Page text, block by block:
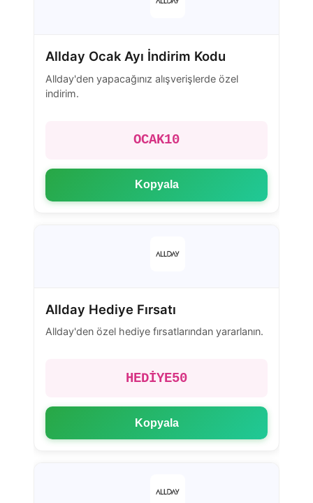
Allday Ocak Ayı İndirim Kodu
Allday'den yapacağınız alışverişlerde özel
indirim.
OCAK10
Kopyala
Allday Hediye Fırsatı
Allday'den özel hediye fırsatlarından yararlanın.
HEDİYE50
Kopyala